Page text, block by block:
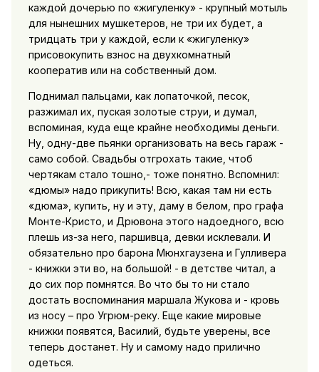
каждой дочерью по «жигуленку» - крупный мотыль
для нынешних мушкетеров, не три их будет, а
тридцать три у каждой, если к «жигуленку»
присовокупить взнос на двухкомнатный
кооператив или на собственный дом.
Поднимал пальцами, как лопаточкой, песок,
разжимал их, пуская золотые струи, и думал,
вспоминая, куда еще крайне необходимы деньги.
Ну, одну-две пьянки организовать на весь гараж -
само собой. Свадьбы отгрохать такие, чтоб
чертякам стало тошно,- тоже понятно. Вспомнил:
«дюмы» надо прикупить! Всю, какая там ни есть
«дюма», купить, ну и эту, даму в белом, про графа
Монте-Кристо, и Дрювона этого надоедного, всю
плешь из-за него, паршивца, девки исклевали. И
обязательно про барона Мюнхгаузена и Гулливера
- книжки эти во, на большой! - в детстве читал, а
до сих пор помнятся. Во что бы то ни стало
достать воспоминания маршала Жукова и - кровь
из носу – про Угрюм-реку. Еще какие мировые
книжки появятся, Василий, будьте уверены, все
теперь достанет. Ну и самому надо прилично
одеться.